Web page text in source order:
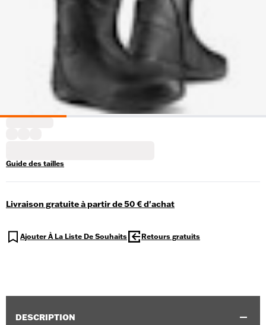
Guide des tailles
Livraison gratuite à partir de 50 € d'achat
Ajouter À La Liste De Souhaits Retours gratuits
DESCRIPTION